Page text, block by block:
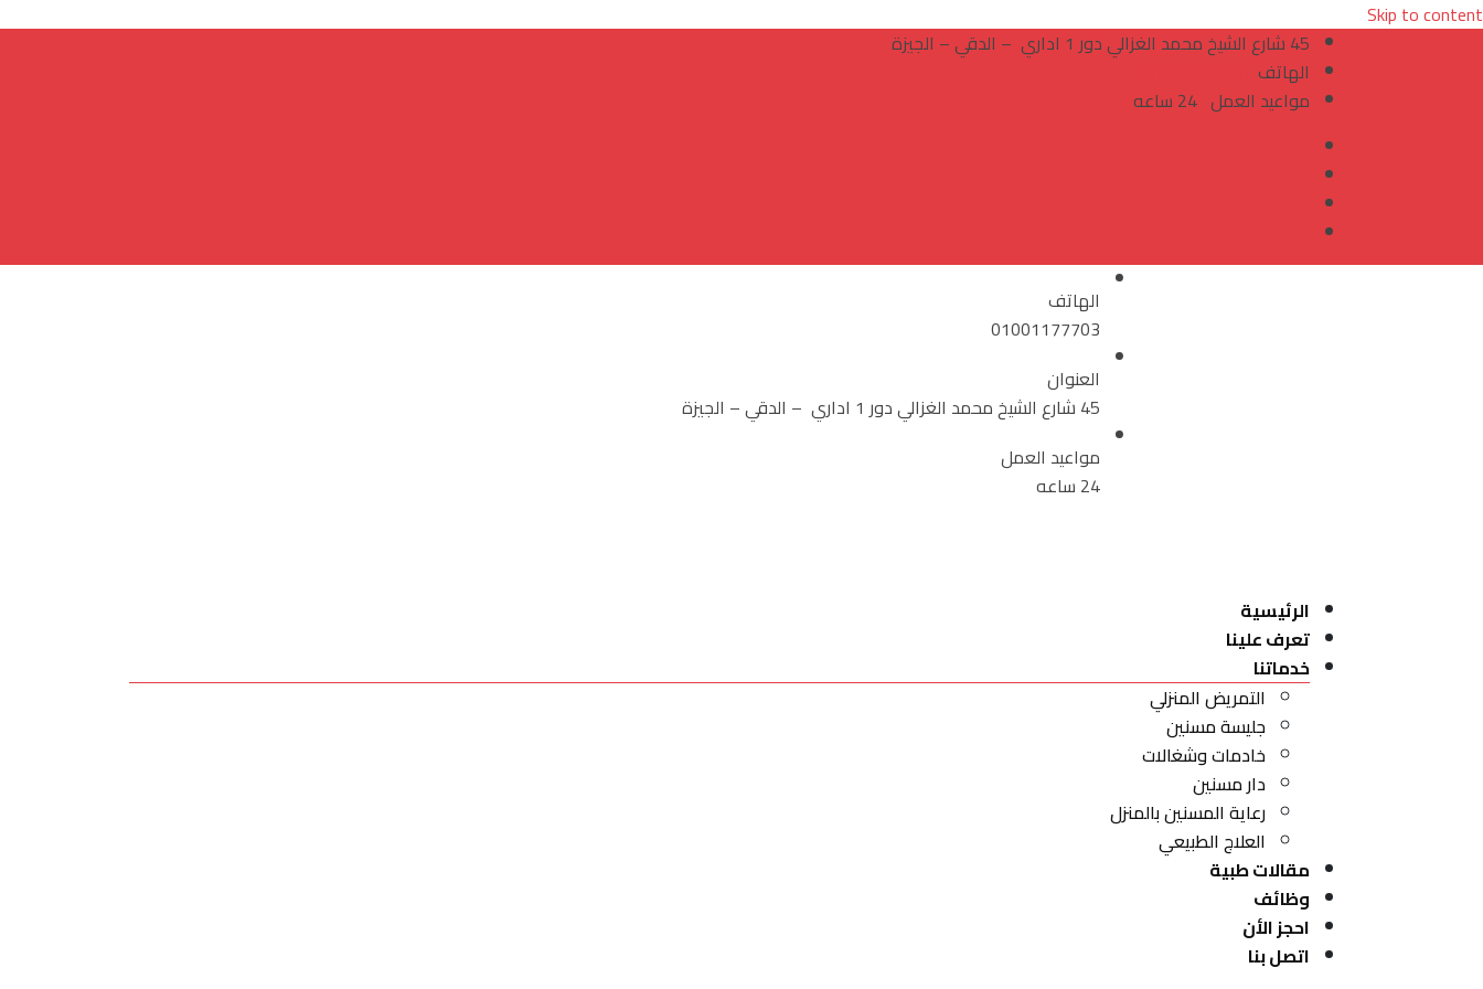
Skip to content
45 شارع الشيخ محمد الغزالي دور 1 اداري – الدقي – الجيزة
الهاتف
مواعيد العمل
الهاتف
01001177703
العنوان
45 شارع الشيخ محمد الغزالي دور 1 اداري – الدقي – الجيزة
مواعيد العمل
24 ساعه
الرئيسية
تعرف علينا
خدماتنا
التمريض المنزلي
جليسة مسنين
خادمات وشغالات
دار مسنين
رعاية المسنين بالمنزل
العلاج الطبيعي
مقالات طبية
وظائف
احجز الأن
اتصل بنا